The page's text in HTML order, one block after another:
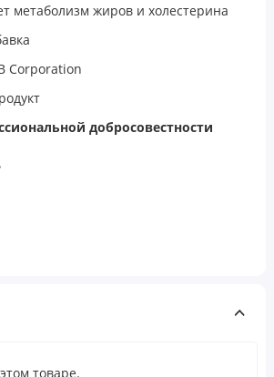
метаболизм жиров и холестерина
Corporation
добросовестности
витаминов группы B содержит
товаре.